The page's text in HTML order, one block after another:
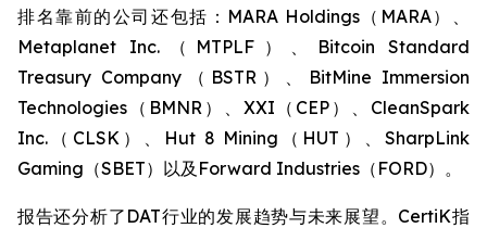
排名靠前的公司还包括：MARA Holdings（MARA）、
Metaplanet Inc.（MTPLF）、Bitcoin Standard
Treasury Company（BSTR）、BitMine Immersion
Technologies（BMNR）、XXI（CEP）、CleanSpark
Inc.（CLSK）、Hut 8 Mining（HUT）、SharpLink
Gaming（SBET）以及Forward Industries（FORD）。
报告还分析了DAT行业的发展趋势与未来展望。CertiK指